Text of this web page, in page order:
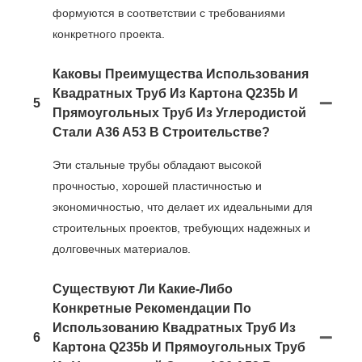
формуются в соответствии с требованиями
конкретного проекта.
5
Каковы Преимущества Использования
Квадратных Труб Из Картона Q235b И
Прямоугольных Труб Из Углеродистой
Стали A36 A53 В Строительстве?
Эти стальные трубы обладают высокой
прочностью, хорошей пластичностью и
экономичностью, что делает их идеальными для
строительных проектов, требующих надежных и
долговечных материалов.
6
Существуют Ли Какие-Либо
Конкретные Рекомендации По
Использованию Квадратных Труб Из
Картона Q235b И Прямоугольных Труб